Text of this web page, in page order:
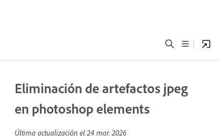
Eliminación de artefactos jpeg
en photoshop elements
Última actualización el24 mar. 2026